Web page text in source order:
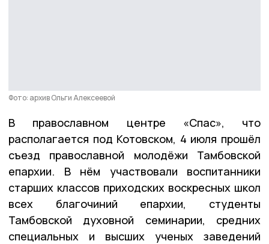
Фото: архив Ольги Алексеевой
В православном центре «Спас», что
располагается под Котовском, 4 июля прошёл
съезд православной молодёжи Тамбовской
епархии. В нём участвовали воспитанники
старших классов приходских воскресных школ
всех благочиний епархии, студенты
Тамбовской духовной семинарии, средних
специальных и высших ученых заведений